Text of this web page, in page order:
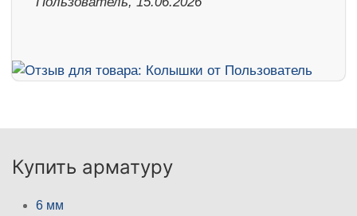
Купить арматуру
6 мм